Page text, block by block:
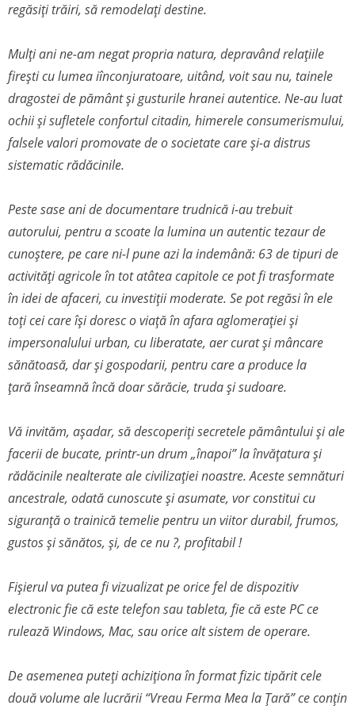
regăsiți trăiri, să remodelați destine.
Mulți ani ne-am negat propria natura, depravând relațiile
firești cu lumea iînconjuratoare, uitând, voit sau nu, tainele
dragostei de pământ și gusturile hranei autentice. Ne-au luat
ochii și sufletele confortul citadin, himerele consumerismului,
falsele valori promovate de o societate care și-a distrus
sistematic rădăcinile.
Peste sase ani de documentare trudnică i-au trebuit
autorului, pentru a scoate la lumina un autentic tezaur de
cunoștere, pe care ni-l pune azi la indemână: 63 de tipuri de
activități agricole în tot atâtea capitole ce pot fi trasformate
în idei de afaceri, cu investiții moderate. Se pot regăsi în ele
toți cei care își doresc o viață în afara aglomerației și
impersonalului urban, cu liberatate, aer curat și mâncare
sănătoasă, dar și gospodarii, pentru care a produce la
țară înseamnă încă doar sărăcie, truda și sudoare.
Vă invităm, așadar, să descoperiți secretele pământului și ale
facerii de bucate, printr-un drum „înapoi” la învățatura și
rădăcinile nealterate ale civilizației noastre. Aceste semnături
ancestrale, odată cunoscute și asumate, vor constitui cu
siguranță o trainică temelie pentru un viitor durabil, frumos,
gustos și sănătos, și, de ce nu ?, profitabil !
Fișierul va putea fi vizualizat pe orice fel de dispozitiv
electronic fie că este telefon sau tableta, fie că este PC ce
rulează Windows, Mac, sau orice alt sistem de operare.
De asemenea puteți achiziționa în format fizic tipărit cele
două volume ale lucrării “Vreau Ferma Mea la Țară” ce conțin